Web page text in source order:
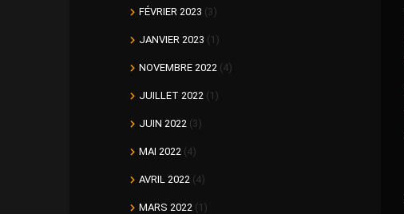
FÉVRIER 2023 (3)
JANVIER 2023 (1)
NOVEMBRE 2022 (4)
JUILLET 2022 (1)
JUIN 2022 (3)
MAI 2022 (4)
AVRIL 2022 (4)
MARS 2022 (1)